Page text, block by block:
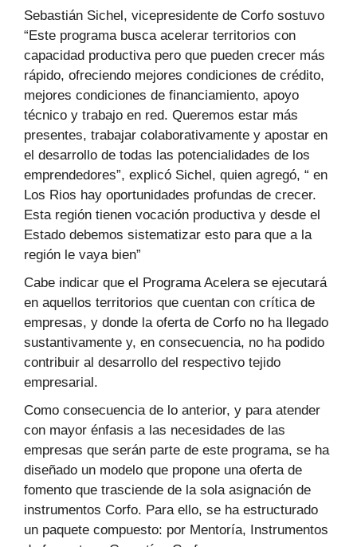
Sebastián Sichel, vicepresidente de Corfo sostuvo
“Este programa busca acelerar territorios con
capacidad productiva pero que pueden crecer más
rápido, ofreciendo mejores condiciones de crédito,
mejores condiciones de financiamiento, apoyo
técnico y trabajo en red. Queremos estar más
presentes, trabajar colaborativamente y apostar en
el desarrollo de todas las potencialidades de los
emprendedores”, explicó Sichel, quien agregó, “ en
Los Rios hay oportunidades profundas de crecer.
Esta región tienen vocación productiva y desde el
Estado debemos sistematizar esto para que a la
región le vaya bien”
Cabe indicar que el Programa Acelera se ejecutará
en aquellos territorios que cuentan con crítica de
empresas, y donde la oferta de Corfo no ha llegado
sustantivamente y, en consecuencia, no ha podido
contribuir al desarrollo del respectivo tejido
empresarial.
Como consecuencia de lo anterior, y para atender
con mayor énfasis a las necesidades de las
empresas que serán parte de este programa, se ha
diseñado un modelo que propone una oferta de
fomento que trasciende de la sola asignación de
instrumentos Corfo. Para ello, se ha estructurado
un paquete compuesto: por Mentoría, Instrumentos